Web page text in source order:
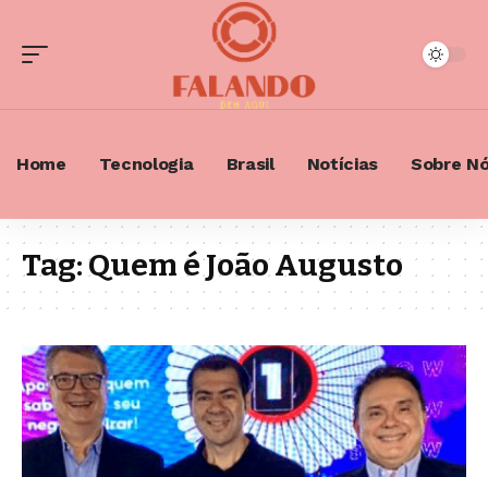
Home Tecnologia Brasil Notícias Sobre
Tag:Quem é João Augusto